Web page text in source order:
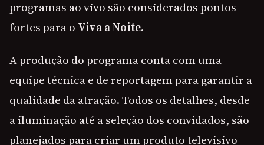
programas ao vivo são considerados pontos
fortes para o Viva a Noite.
A produção do programa conta com uma
equipe técnica e de reportagem para garantir a
qualidade da atração. Todos os detalhes, desde
a iluminação até a seleção dos convidados, são
planejados para criar um produto televisivo